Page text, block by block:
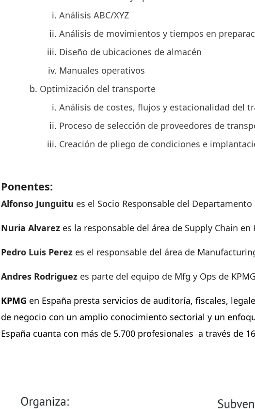
Análisis ABC/XYZ
Análisis de movimientos y tiempos en
Diseño de ubicaciones de almacén
Manuales operativos
Optimización del transporte
Análisis de costes, flujos y estacionalidad del
Proceso de selección de proveedores de
Creación de pliego de condiciones e
Ponentes:
Alfonso Junguitu es el Socio Responsable del
Nuria Alvarezes la responsable del área de Supply Chain en
Pedro Luis Perezes el responsable del área de
Andres Rodriguezes parte del equipo de Mfg y Ops de
KPMG en España presta servicios de auditoría, fiscales,
de negocio con un amplio conocimiento sectorial y un
España cuanta con más de 5.700 profesionales a través de